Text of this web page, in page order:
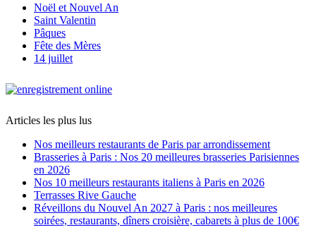
Noël et Nouvel An
Saint Valentin
Pâques
Fête des Mères
14 juillet
Articles les plus lus
Nos meilleurs restaurants de Paris par arrondissement
Brasseries à Paris : Nos 20 meilleures brasseries Parisiennes
en 2026
Nos 10 meilleurs restaurants italiens à Paris en 2026
Terrasses Rive Gauche
Réveillons du Nouvel An 2027 à Paris : nos meilleures
soirées, restaurants, dîners croisière, cabarets à plus de 100€